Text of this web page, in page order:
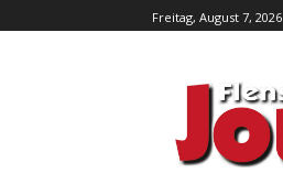
Freitag, August 7, 2026